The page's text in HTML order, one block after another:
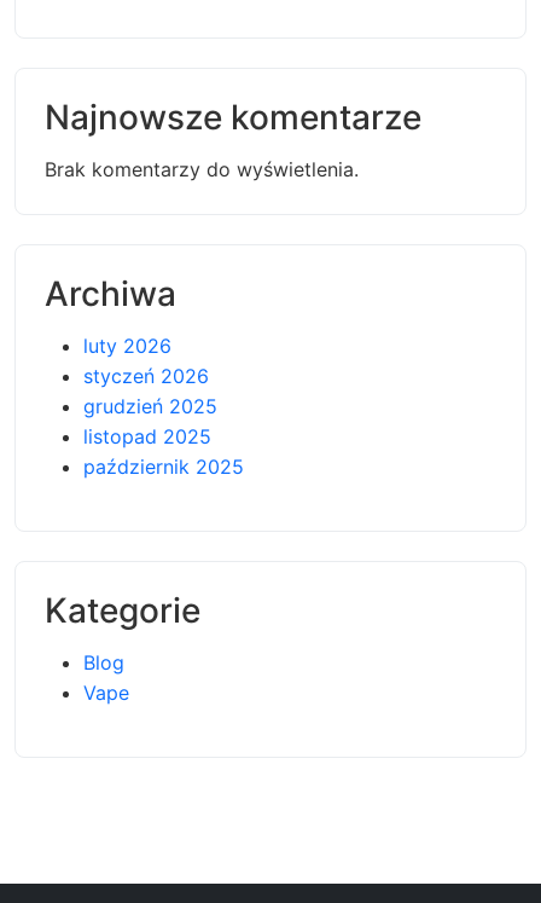
Najnowsze komentarze
Brak komentarzy do wyświetlenia.
Archiwa
luty 2026
styczeń 2026
grudzień 2025
listopad 2025
październik 2025
Kategorie
Blog
Vape